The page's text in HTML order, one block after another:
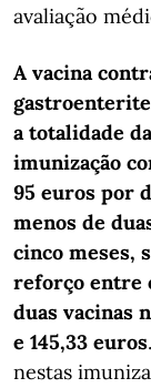
avaliação
A vacina
a totalidade
imunização
95 euros por
menos de
cinco meses,
reforço entre
duas vacinas
e 145,33 euros
nestas